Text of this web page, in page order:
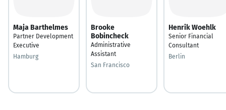
Maja Barthelmes
Partner Development
Executive
Hamburg
Brooke
Bobincheck
Administrative
Assistant
San Francisco
Henrik Woehlk
Senior Financial
Consultant
Berlin